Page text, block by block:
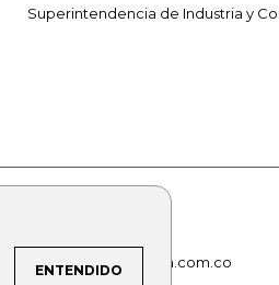
ENTENDIDO
Superintendencia de Industria y
lafm.com.co
alerta.com.co